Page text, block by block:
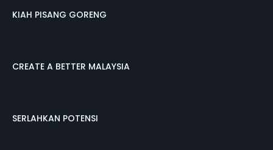
KIAH PISANG GORENG
CREATE A BETTER MALAYSIA
SERLAHKAN POTENSI